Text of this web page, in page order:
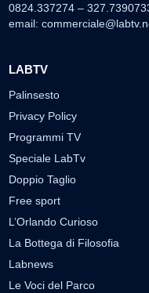
0824.337274 –
email:
LABTV
Palinsesto
Privacy Policy
Programmi TV
Speciale LabTv
Doppio Taglio
Free sport
L’Orlando Curioso
La Bottega di Filosofia
Labnews
Le Voci del Parco